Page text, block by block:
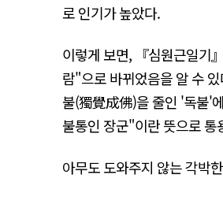
로 인기가 높았다.
이렇게 보면, 『심원근일기
람"으로 바뀌었음을 알 수
불(獨覺成佛)을 줄인 '독불'
불통인 장군"이란 뜻으로 통
아무도 도와주지 않는 각박